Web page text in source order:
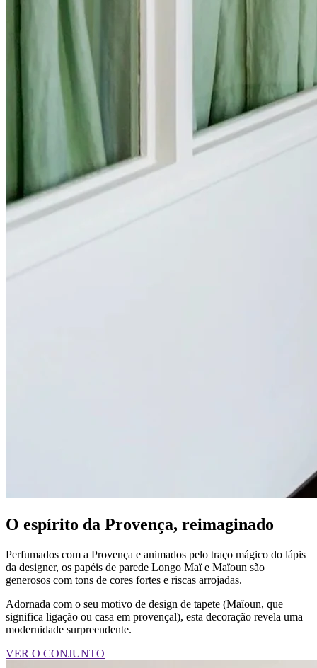
O espírito da Provença, reimaginado
Perfumados com a Provença e animados pelo traço mágico do lápis
da designer, os papéis de parede Longo Maï e Maïoun são
generosos com tons de cores fortes e riscas arrojadas.
Adornada com o seu motivo de design de tapete (Maïoun, que
significa ligação ou casa em provençal), esta decoração revela uma
modernidade surpreendente.
VER O CONJUNTO